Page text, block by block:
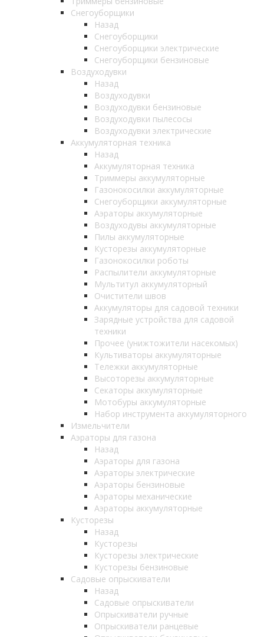
Снегоуборщики
Назад
Снегоуборщики
Снегоуборщики электрические
Снегоуборщики бензиновые
Воздуходувки
Назад
Воздуходувки
Воздуходувки бензиновые
Воздуходувки пылесосы
Воздуходувки электрические
Аккумуляторная техника
Назад
Аккумуляторная техника
Триммеры аккумуляторные
Газонокосилки аккумуляторные
Снегоуборщики аккумуляторные
Аэраторы аккумуляторные
Воздуходувы аккумуляторные
Пилы аккумуляторные
Кусторезы аккумуляторные
Газонокосилки роботы
Распылители аккумуляторные
Мультитул аккумуляторный
Очистители швов
Аккумуляторы для садовой техники
Зарядные устройства для садовой
техники
Прочее (унижтожители насекомых)
Культиваторы аккумуляторные
Тележки аккумуляторные
Высоторезы аккумуляторные
Секаторы аккумуляторные
Мотобуры аккумуляторные
Набор инструмента аккумуляторного
Измельчители
Аэраторы для газона
Назад
Аэраторы для газона
Аэраторы электрические
Аэраторы бензиновые
Аэраторы механические
Аэраторы аккумуляторные
Кусторезы
Назад
Кусторезы
Кусторезы электрические
Кусторезы бензиновые
Садовые опрыскиватели
Назад
Садовые опрыскиватели
Опрыскиватели ручные
Опрыскиватели ранцевые